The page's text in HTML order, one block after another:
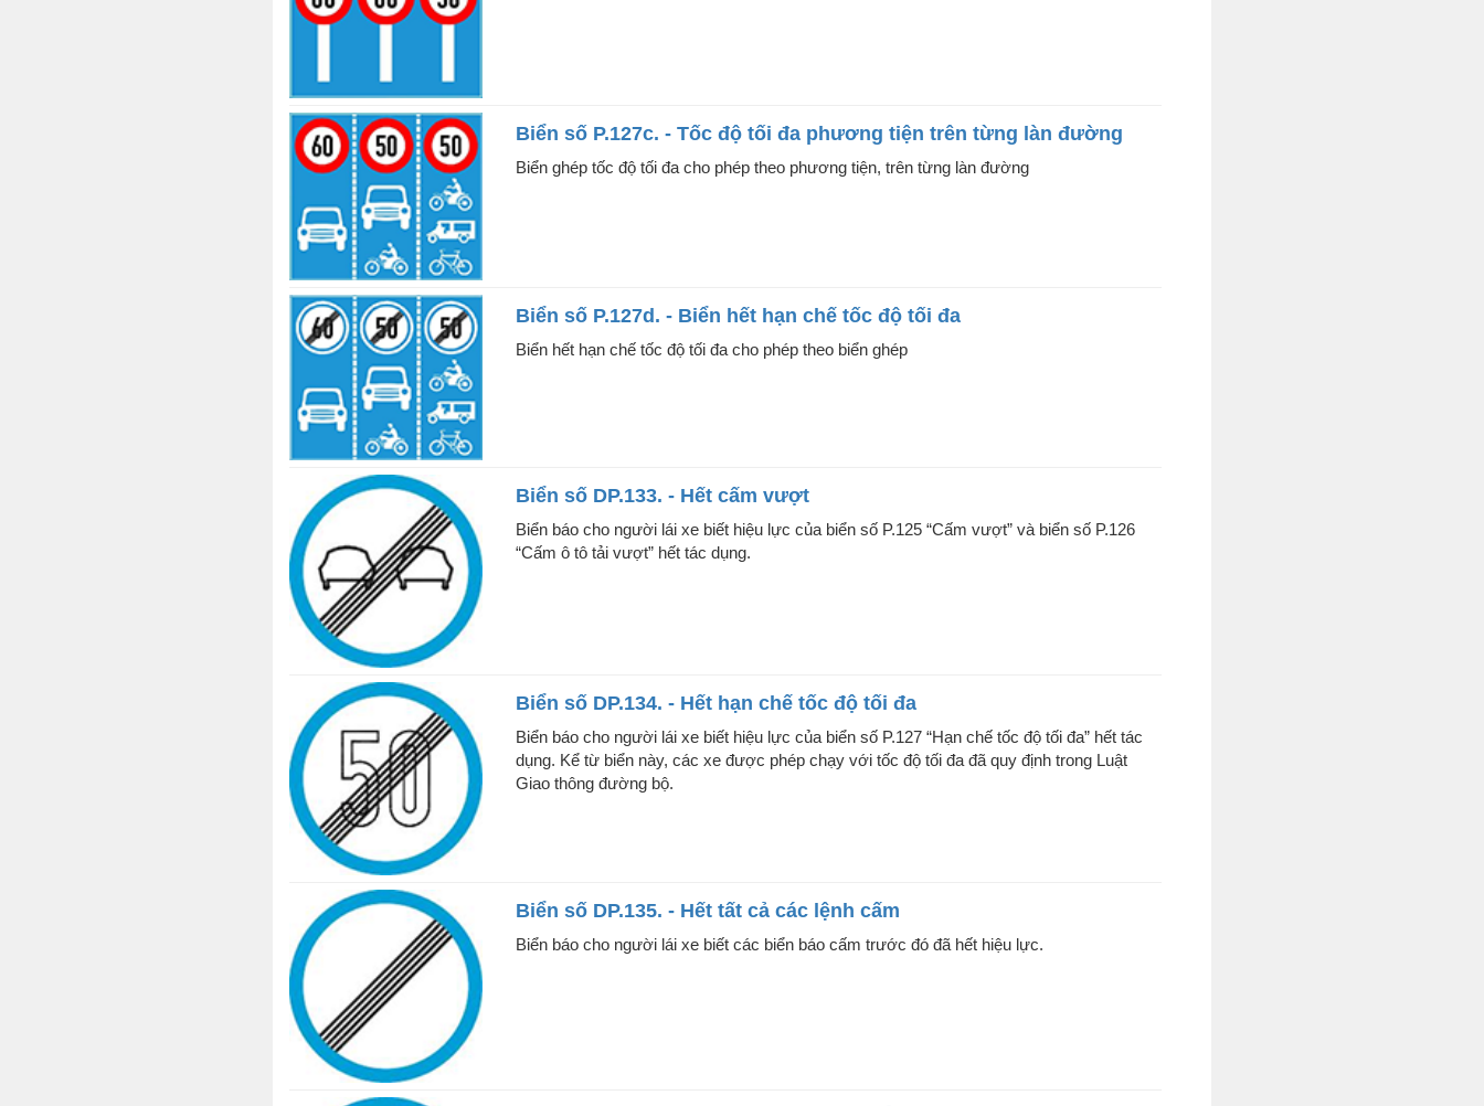
Biển số P.127c. - Tốc độ tối đa phương tiện trên từng làn đường
Biển ghép tốc độ tối đa cho phép theo phương tiện, trên từng làn đường
Biển số P.127d. - Biển hết hạn chế tốc độ tối đa
Biển hết hạn chế tốc độ tối đa cho phép theo biển ghép
Biển số DP.133. - Hết cấm vượt
Biển báo cho người lái xe biết hiệu lực của biển số P.125 “Cấm vượt” và biển số P.126
“Cấm ô tô tải vượt” hết tác dụng.
Biển số DP.134. - Hết hạn chế tốc độ tối đa
Biển báo cho người lái xe biết hiệu lực của biển số P.127 “Hạn chế tốc độ tối đa” hết tác
dụng. Kể từ biển này, các xe được phép chạy với tốc độ tối đa đã quy định trong Luật
Giao thông đường bộ.
Biển số DP.135. - Hết tất cả các lệnh cấm
Biển báo cho người lái xe biết các biển báo cấm trước đó đã hết hiệu lực.